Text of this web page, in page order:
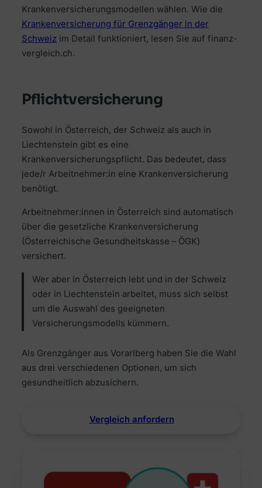
Krankenversicherungsmodellen wählen. Wie die
Krankenversicherung für Grenzgänger in der
Schweiz im Detail funktioniert, lesen Sie auf finanz-
vergleich.ch.
Pflichtversicherung
Sowohl in Österreich, der Schweiz als auch in
Liechtenstein gibt es eine
Krankenversicherungspflicht. Das bedeutet, dass
jede/r Arbeitnehmer:in eine Krankenversicherung
benötigt.
Arbeitnehmer:innen in Österreich sind automatisch
über die gesetzliche Krankenversicherung
(Österreichische Gesundheitskasse – ÖGK)
versichert.
Wer aber in Österreich lebt und in der Schweiz
oder in Liechtenstein arbeitet, muss sich selbst
um die Auswahl des geeigneten
Versicherungsmodells kümmern.
Als Grenzgänger aus Vorarlberg haben Sie die Wahl
aus drei verschiedenen Optionen, um sich
gesundheitlich abzusichern.
Vergleich anfordern